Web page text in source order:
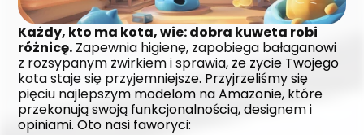
Każdy, kto ma kota, wie: dobra kuweta robi
różnicę. Zapewnia higienę, zapobiega bałaganowi
z rozsypanym żwirkiem i sprawia, że życie Twojego
kota staje się przyjemniejsze. Przyjrzeliśmy się
pięciu najlepszym modelom na Amazonie, które
przekonują swoją funkcjonalnością, designem i
opiniami. Oto nasi faworyci: